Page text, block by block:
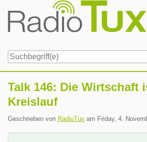
content
Talk 146: Die Wirtschaft
Kreislauf
Geschrieben von RadioTux am Friday, 4.